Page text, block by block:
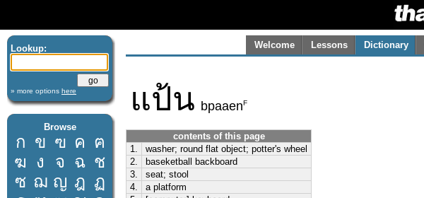
Lookup:
» more options here
Browse
ก ข ฃ ค ฅ
ฆ ง จ ฉ ช
ซ ฌ ญ ฎ ฏ
Welcome Lessons Dictionary
แป้น bpaaenF
contents of this page
1.
washer; round flat object; potter's wheel
2.
baseketball backboard
3.
seat; stool
4.
a platform